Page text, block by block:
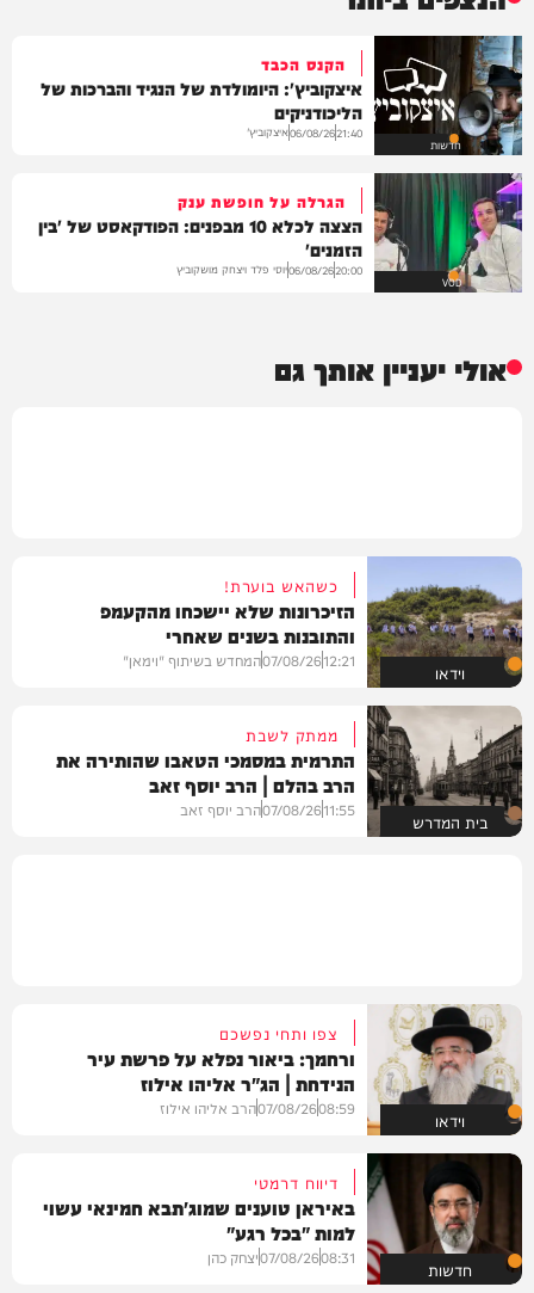
חדשות
הקנס הכבד
איצקוביץ': היומולדת של הנגיד והברכות של
הליכודניקים
21:40
06/08/26איצקוביץ'
VOD
הגרלה על חופשת ענק
הצצה לכלא 10 מבפנים: הפודקאסט של 'בין
הזמנים'
20:00
06/08/26יוסי פלד ויצחק מושקוביץ
אולי יעניין אותך גם
וידאו
כשהאש בוערת!
הזיכרונות שלא יישכחו מהקעמפ
והתובנות בשנים שאחרי
12:21
07/08/26המחדש בשיתוף "וימאן"
בית המדרש
ממתק לשבת
התרמית במסמכי הטאבו שהותירה את
הרב בהלם | הרב יוסף זאב
11:55
07/08/26הרב יוסף זאב
וידאו
צפו ותחי נפשכם
ורחמך: ביאור נפלא על פרשת עיר
הנידחת | הג"ר אליהו אילוז
08:59
07/08/26הרב אליהו אילוז
חדשות
דיווח דרמטי
באיראן טוענים שמוג'תבא חמינאי עשוי
למות "בכל רגע"
08:31
07/08/26יצחק כהן